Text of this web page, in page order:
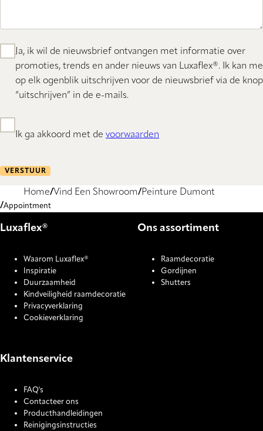
Ja, ik wil de nieuwsbrief ontvangen met informatie over
promoties, trends en ander nieuws van Luxaflex®. Ik kan me
op elk ogenblik uitschrijven voor de nieuwsbrief via de knop
“uitschrijven” in de e-mails.
Ik ga akkoord met de voorwaarden
VERSTUUR
Home Vind Een Showroom Peinture Dumont
Appointment
Luxaflex®
Waarom Luxaflex®
Inspiratie
Duurzaamheid
Kindveiligheid raamdecoratie
Privacyverklaring
Cookieverklaring
Ons assortiment
Raamdecoratie
Gordijnen
Shutters
Klantenservice
FAQ's
Contacteer ons
Producthandleidingen
Reinigingsinstructies